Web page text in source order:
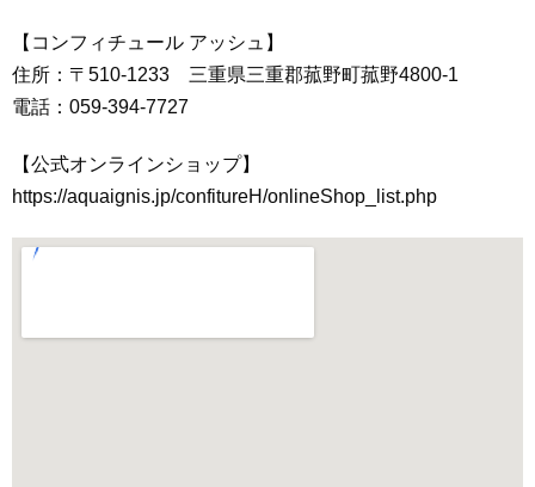
【コンフィチュール アッシュ】
住所：〒510-1233 三重県三重郡菰野町菰野4800-1
電話：059-394-7727
【公式オンラインショップ】
https://aquaignis.jp/confitureH/onlineShop_list.php